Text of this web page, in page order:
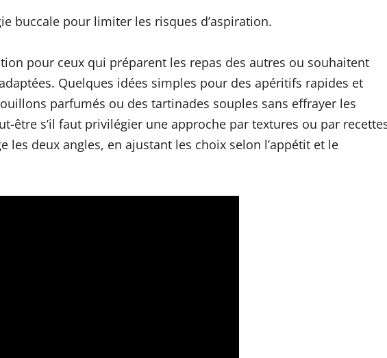
buccale pour limiter les risques d’aspiration.
pour ceux qui préparent les repas des autres ou souhaitent
Quelques idées simples pour des apéritifs rapides et
parfumés ou des tartinades souples sans effrayer les
être s’il faut privilégier une approche par textures ou par
les deux angles, en ajustant les choix selon l’appétit et le